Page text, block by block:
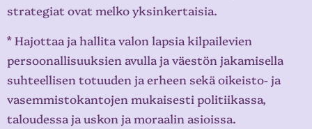
strategiat ovat melko yksinkertaisia.
* Hajottaa ja hallita valon lapsia kilpailevien
persoonallisuuksien avulla ja väestön jakamisella
suhteellisen totuuden ja erheen sekä oikeisto- ja
vasemmistokantojen mukaisesti politiikassa,
taloudessa ja uskon ja moraalin asioissa.